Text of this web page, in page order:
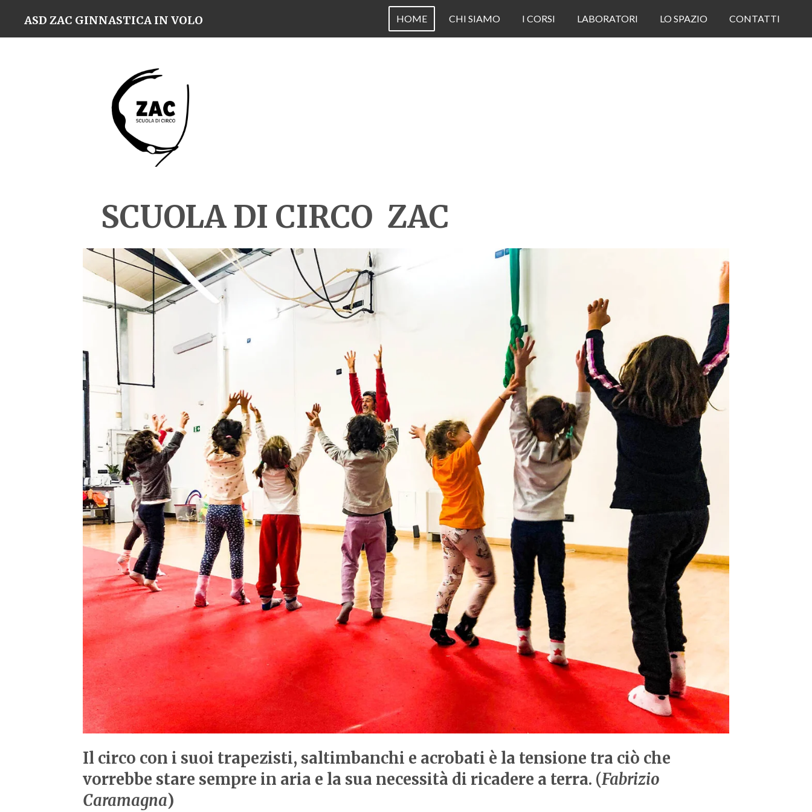
ASD ZAC GINNASTICA IN VOLO HOME CHI SIAMO I CORSI LABORATORI LO SPAZIO CONTATTI
SCUOLA DI CIRCO ZAC
Il circo con i suoi trapezisti, saltimbanchi e acrobati è la tensione tra ciò che
vorrebbe stare sempre in aria e la sua necessità di ricadere a terra. (Fabrizio
Caramagna)